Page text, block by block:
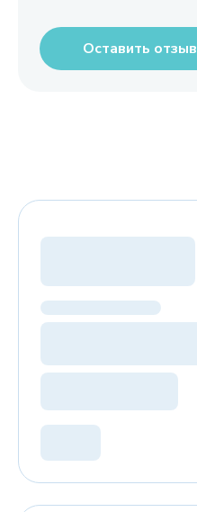
Оставить отзыв